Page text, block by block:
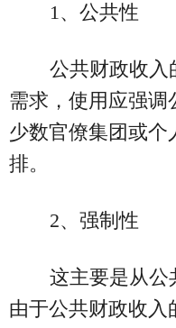
1、公共性
公共财政收入
需求，使用应强调
少数官僚集团或个
排。
2、强制性
这主要是从公
由于公共财政收入